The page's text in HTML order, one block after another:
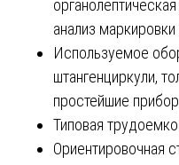
анализ
Используемое
штангенциркули,
простейшие
Типовая
Ориентировочная